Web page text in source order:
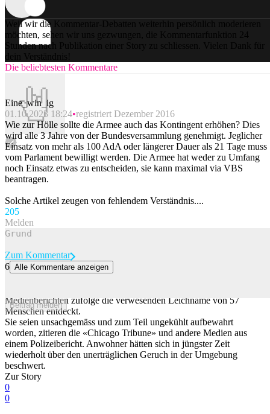
Weil wir die Kommentar-Debatten weiterhin persönlich moderieren
möchten, sehen wir uns gezwungen, die Kommentarfunktion 24
Stunden nach Publikation einer Story zu schliessen. Vielen Dank für
dein Verständnis!
Die beliebtesten Kommentare
Eine_win_ig
01.10.2023 18:24 registriert Dezember 2016
Wie zur Hölle sollte die Armee auch das Kontingent erhöhen? Dies
wird alle 3 Jahre von der Bundesversammlung genehmigt. Jeglicher
Einsatz von mehr als 100 AdA oder längerer Dauer als 21 Tage muss
vom Parlament bewilligt werden. Die Armee hat weder zu Umfang
noch Einsatz etwas zu entscheiden, sie kann maximal via VBS
beantragen.
Solche Artikel zeugen von fehlendem Verständnis....
205
Melden
Beitrag melden
Zum Kommentar
6 Alle Kommentare anzeigen
Medienberichten zufolge die verwesenden Leichname von 57
Menschen entdeckt.
Sie seien unsachgemäss und zum Teil ungekühlt aufbewahrt
worden, zitieren die «Chicago Tribune» und andere Medien aus
einem Polizeibericht. Anwohner hätten sich in jüngster Zeit
wiederholt über den unerträglichen Geruch in der Umgebung
beschwert.
Zur Story
0
0